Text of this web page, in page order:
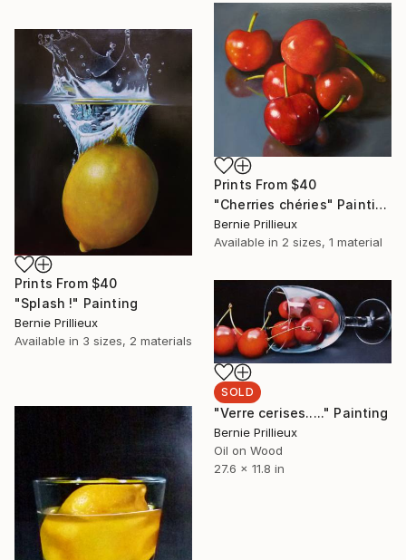
Prints From $40
"Cherries chéries" Painting
Bernie Prillieux
Available in 2 sizes, 1 material
Prints From $40
"Splash !" Painting
Bernie Prillieux
Available in 3 sizes, 2 materials
SOLD
"Verre cerises....." Painting
Bernie Prillieux
Oil on Wood
27.6 x 11.8 in